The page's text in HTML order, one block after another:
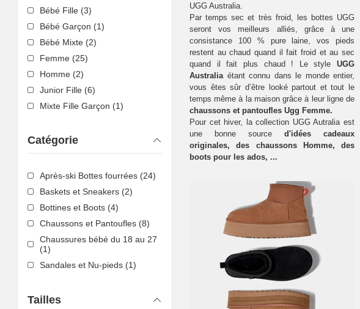
Bébé Fille (3)
Bébé Garçon (1)
Bébé Mixte (2)
Femme (25)
Homme (2)
Junior Fille (6)
Mixte Fille Garçon (1)
Catégorie
Après-ski Bottes fourrées (24)
Baskets et Sneakers (2)
Bottines et Boots (4)
Chaussons et Pantoufles (8)
Chaussures bébé du 18 au 27
(1)
Sandales et Nu-pieds (1)
Tailles
UGG Australia.
Par temps sec et très froid, les bottes UGG
seront vos meilleurs alliés, grâce à une
consistance 100 % pure laine, vos pieds
restent au chaud quand il fait froid et au sec
quand il fait plus chaud ! Le style UGG
Australia étant connu dans le monde entier,
vous êtes sûr d’être looké partout et tout le
temps même à la maison grâce à leur ligne de
chaussons et pantoufles Ugg Femme.
Pour cet hiver, la collection UGG Autralia est
une bonne source d'idées cadeaux
originales, des chaussons Homme, des
boots pour les ados, ...